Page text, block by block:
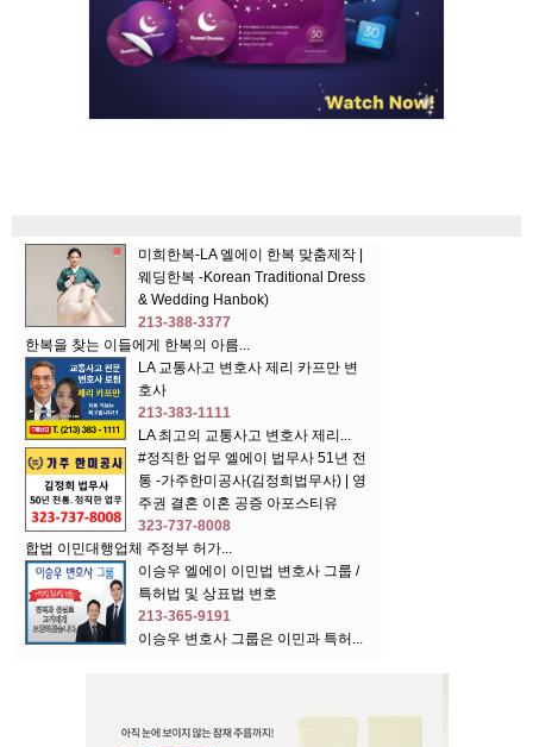
미희한복-LA 엘에이 한복 맞춤제작 |
웨딩한복 -Korean Traditional Dress
& Wedding Hanbok)
213-388-3377
한복을 찾는 이들에게 한복의 아름...
LA 교통사고 변호사 제리 카프만 변
호사
213-383-1111
LA 최고의 교통사고 변호사 제리...
#정직한 업무 엘에이 법무사 51년 전
통 -가주한미공사(김정희법무사) | 영
주권 결혼 이혼 공증 아포스티유
323-737-8008
합법 이민대행업체 주정부 허가...
이승우 엘에이 이민법 변호사 그룹 /
특허법 및 상표법 변호
213-365-9191
이승우 변호사 그룹은 이민과 특허...